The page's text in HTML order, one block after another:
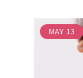
MAY 13